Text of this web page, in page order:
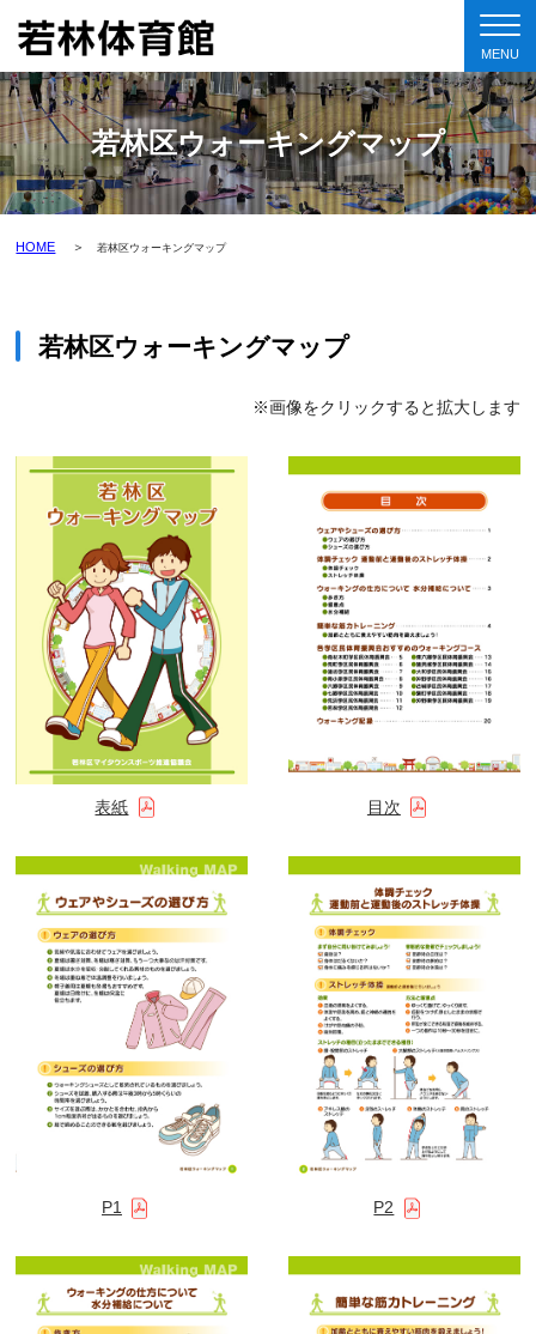
若林区ウォーキングマップ
HOME 若林区ウォーキングマップ
若林区ウォーキングマップ
※画像をクリックすると拡大します
表紙 目次
P1 P2